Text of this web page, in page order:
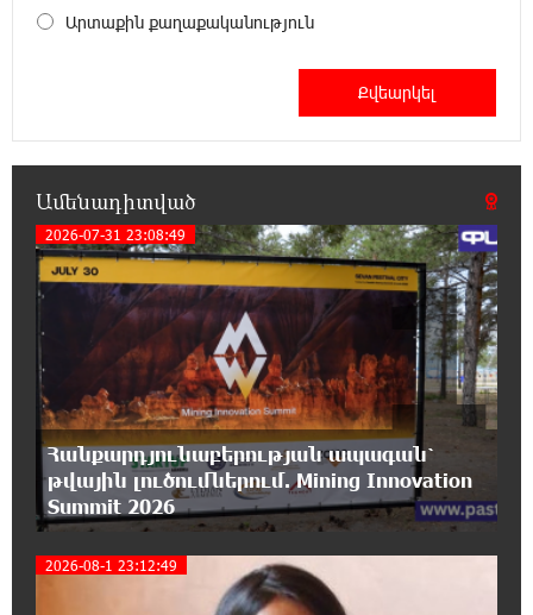
Արժանապատիվ դատավորը ինքնաբացարկ
17:07:39 7-08-2026
Նարեկ Կարապետյանը` Կաթողիկոսին
հեռացնել փորձելու մասին
16:57:42 7-08-2026
«ՀայաՔվեն» կանգնած է Հայ առաքելական
եկեղեցու պաշտպանության առաջնագծում.
մաս 3
16:50:26 7-08-2026
Վարչապետ լինել, չի նշանակում ինչ ուզել
անել
16:42:49 7-08-2026
եկեղեցու պաշտպանության առաջնագծում.
Արտաքին քաղաքականություն
Ամենադիտված
2026-07-31 23:08:49
Հանքարդյունաբերության ապագան՝
թվային լուծումներում. Mining Innovation
Summit 2026
1
2026-08-1 23:12:49